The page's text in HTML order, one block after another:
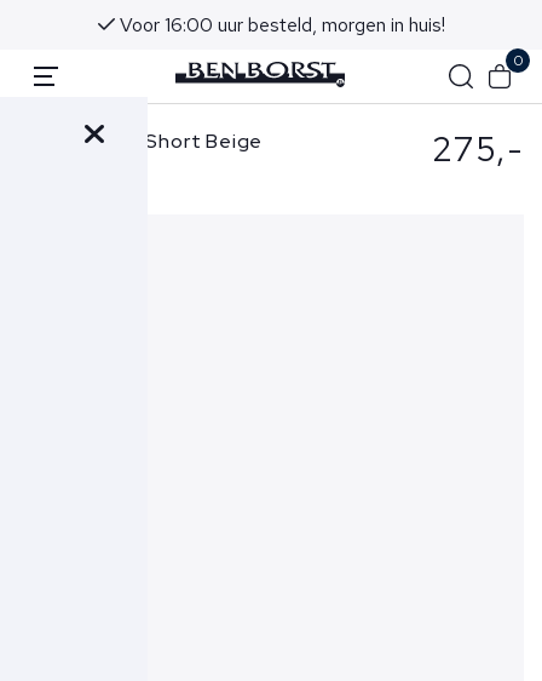
Voor 16:00 uur besteld, morgen in huis!
0
Stone Island Short Beige 275,-